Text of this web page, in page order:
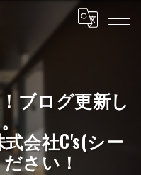
ブログ更新し
会社C's(シー
さい！